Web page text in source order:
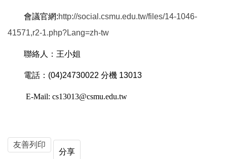
會議官網:http://social.csmu.edu.tw/files/14-1046-
41571,r2-1.php?Lang=zh-tw
聯絡人：王小姐
電話： (04)24730022 分機 13013
E-Mail: cs13013@csmu.edu.tw
友善列印
分享